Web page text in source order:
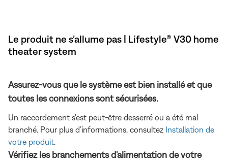
Le produit ne s’allume pas | Lifestyle® V30 home
theater system
Assurez-vous que le système est bien installé et que
toutes les connexions sont sécurisées.
Un raccordement s’est peut-être desserré ou a été mal
branché. Pour plus d’informations, consultez Installation de
votre produit
Vérifiez les branchements d'alimentation de votre